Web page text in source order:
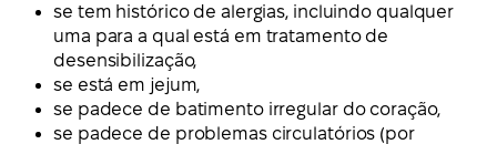
se tem histórico de alergias, incluindo qualquer
uma para a qual está em tratamento de
desensibilização,
se está em jejum,
se padece de batimento irregular do coração,
se padece de problemas circulatórios (por